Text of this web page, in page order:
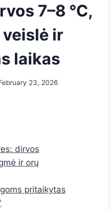
7–8 °C,
ir
laikas
23, 2026
dirvos
ir orų
pritaikytas